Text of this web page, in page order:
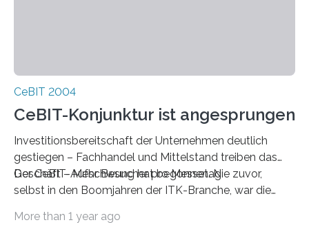
CeBIT 2004
CeBIT-Konjunktur ist angesprungen
Investitionsbereitschaft der Unternehmen deutlich
gestiegen – Fachhandel und Mittelstand treiben das
Geschäft – Mehr Besucher pro Messetag
Der CeBIT-Aufschwung hat begonnen. Nie zuvor,
selbst in den Boom­jahren der ITK-Branche, war die
CeBIT zur Information und zur Beschaffung nutzen,
More than 1 year ago